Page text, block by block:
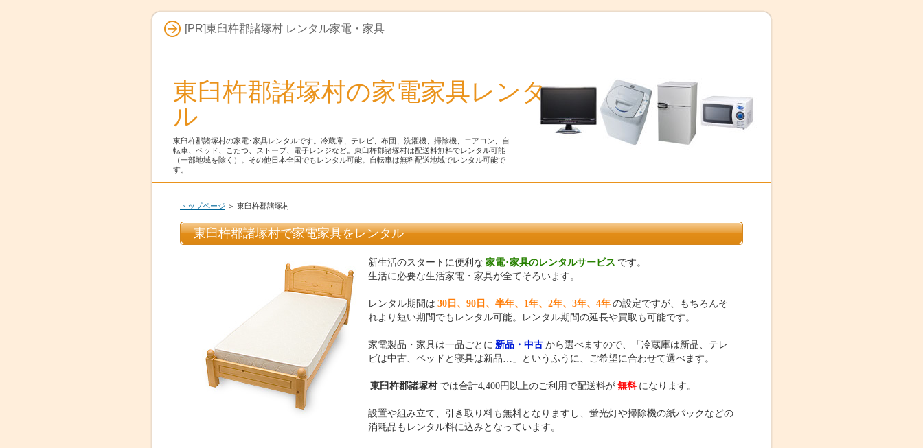
[PR]東臼杵郡諸塚村 レンタル家電・家具
東臼杵郡諸塚村の家電家具レンタ
ル
東臼杵郡諸塚村の家電･家具レンタルです。冷蔵庫、テレビ、布団、洗濯機、掃除機、エアコン、自
転車、ベッド、こたつ、ストーブ、電子レンジなど。東臼杵郡諸塚村は配送料無料でレンタル可能
（一部地域を除く）。その他日本全国でもレンタル可能。自転車は無料配送地域でレンタル可能で
す。
トップページ ＞ 東臼杵郡諸塚村
東臼杵郡諸塚村で家電家具をレンタル
新生活のスタートに便利な 家電･家具のレンタルサービス です。
生活に必要な生活家電・家具が全てそろいます。
レンタル期間は 30日、90日、半年、1年、2年、3年、4年の設定ですが、もちろんそ
れより短い期間でもレンタル可能。レンタル期間の延長や買取も可能です。
家電製品・家具は一品ごとに 新品・中古から選べますので、「冷蔵庫は新品、テレ
ビは中古、ベッドと寝具は新品…」というふうに、ご希望に合わせて選べます。
東臼杵郡諸塚村 では合計4,400円以上のご利用で配送料が 無料 になります。
設置や組み立て、引き取り料も無料となりますし、蛍光灯や掃除機の紙パックなどの
消耗品もレンタル料に込みとなっています。